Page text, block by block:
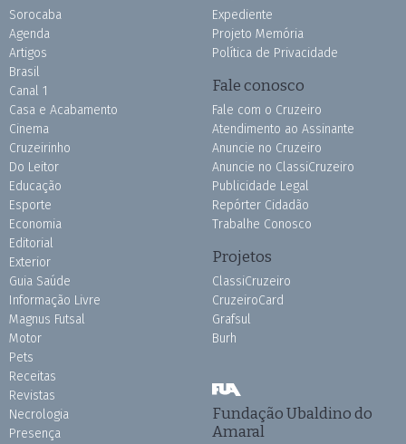
Sorocaba
Agenda
Artigos
Brasil
Canal 1
Casa e Acabamento
Cinema
Cruzeirinho
Do Leitor
Educação
Esporte
Economia
Editorial
Exterior
Guia Saúde
Informação Livre
Magnus Futsal
Motor
Pets
Receitas
Revistas
Necrologia
Presença
Expediente
Projeto Memória
Política de Privacidade
Fale conosco
Fale com o Cruzeiro
Atendimento ao Assinante
Anuncie no Cruzeiro
Anuncie no ClassiCruzeiro
Publicidade Legal
Repórter Cidadão
Trabalhe Conosco
Projetos
ClassiCruzeiro
CruzeiroCard
Grafsul
Burh
Fundação Ubaldino do
Amaral